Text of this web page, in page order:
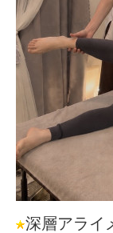
深層アライ